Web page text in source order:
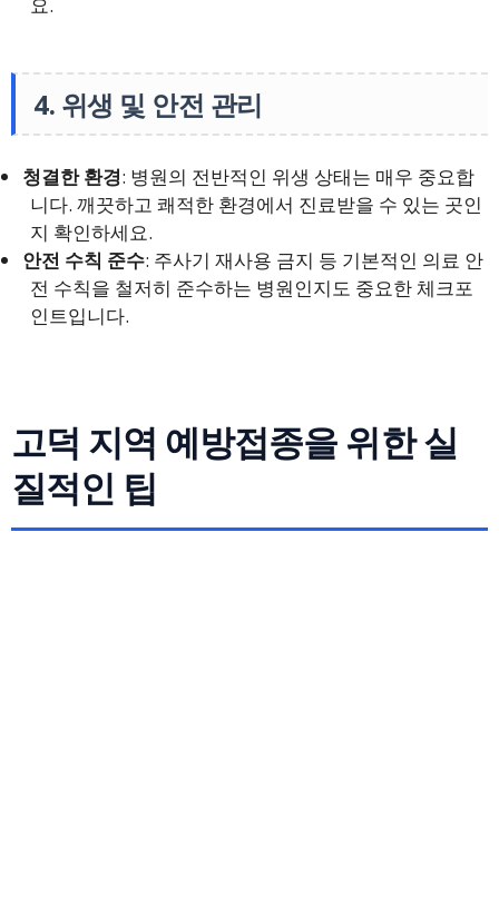
4. 위생 및 안전 관리
청결한 환경: 병원의 전반적인 위생 상태는 매우 중요합
니다. 깨끗하고 쾌적한 환경에서 진료받을 수 있는 곳인
지 확인하세요.
안전 수칙 준수: 주사기 재사용 금지 등 기본적인 의료 안
전 수칙을 철저히 준수하는 병원인지도 중요한 체크포
인트입니다.
고덕 지역 예방접종을 위한 실
질적인 팁